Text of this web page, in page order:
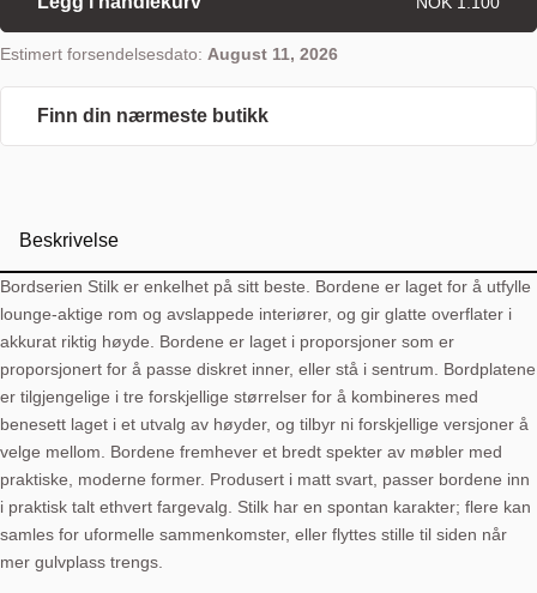
Estimert forsendelsesdato: August 11, 2026
Finn din nærmeste butikk
Beskrivelse
Bordserien Stilk er enkelhet på sitt beste. Bordene er laget for å utfylle
lounge-aktige rom og avslappede interiører, og gir glatte overflater i
akkurat riktig høyde. Bordene er laget i proporsjoner som er
proporsjonert for å passe diskret inner, eller stå i sentrum. Bordplatene
er tilgjengelige i tre forskjellige størrelser for å kombineres med
benesett laget i et utvalg av høyder, og tilbyr ni forskjellige versjoner å
velge mellom. Bordene fremhever et bredt spekter av møbler med
praktiske, moderne former. Produsert i matt svart, passer bordene inn
i praktisk talt ethvert fargevalg. Stilk har en spontan karakter; flere kan
samles for uformelle sammenkomster, eller flyttes stille til siden når
mer gulvplass trengs.